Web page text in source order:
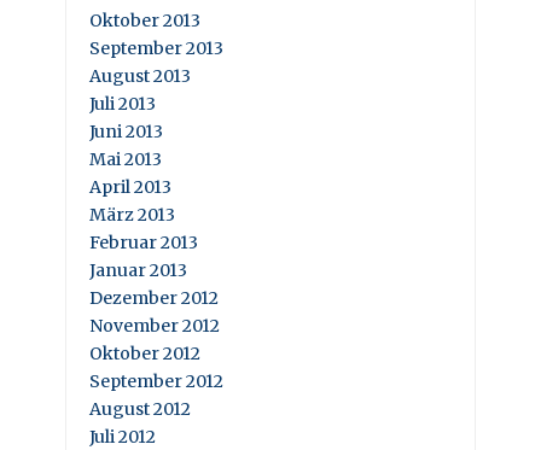
Oktober 2013
September 2013
August 2013
Juli 2013
Juni 2013
Mai 2013
April 2013
März 2013
Februar 2013
Januar 2013
Dezember 2012
November 2012
Oktober 2012
September 2012
August 2012
Juli 2012